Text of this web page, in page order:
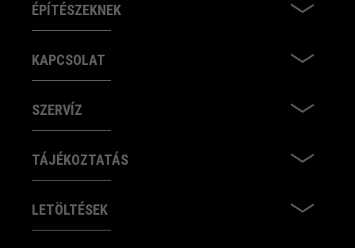
ÉPÍTÉSZEKNEK
KAPCSOLAT
SZERVÍZ
TÁJÉKOZTATÁS
LETÖLTÉSEK